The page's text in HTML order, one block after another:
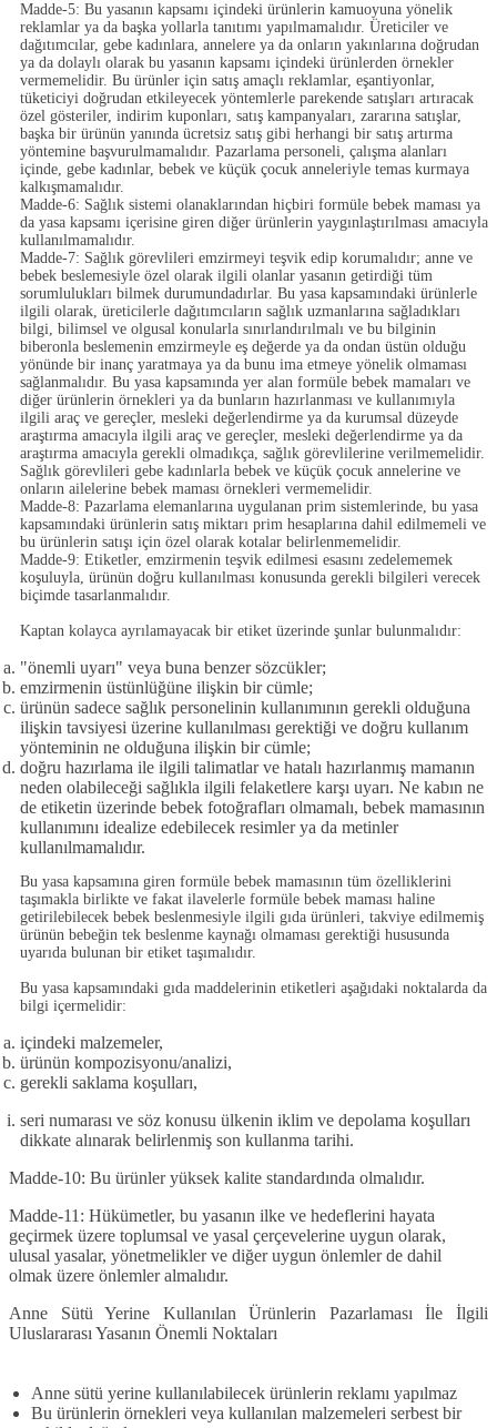
Madde-5: Bu yasanın kapsamı içindeki ürünlerin kamuoyuna yönelik
reklamlar ya da başka yollarla tanıtımı yapılmamalıdır. Üreticiler ve
dağıtımcılar, gebe kadınlara, annelere ya da onların yakınlarına doğrudan
ya da dolaylı olarak bu yasanın kapsamı içindeki ürünlerden örnekler
vermemelidir. Bu ürünler için satış amaçlı reklamlar, eşantiyonlar,
tüketiciyi doğrudan etkileyecek yöntemlerle parekende satışları artıracak
özel gösteriler, indirim kuponları, satış kampanyaları, zararına satışlar,
başka bir ürünün yanında ücretsiz satış gibi herhangi bir satış artırma
yöntemine başvurulmamalıdır. Pazarlama personeli, çalışma alanları
içinde, gebe kadınlar, bebek ve küçük çocuk anneleriyle temas kurmaya
kalkışmamalıdır.
Madde-6: Sağlık sistemi olanaklarından hiçbiri formüle bebek maması ya
da yasa kapsamı içerisine giren diğer ürünlerin yaygınlaştırılması amacıyla
kullanılmamalıdır.
Madde-7: Sağlık görevlileri emzirmeyi teşvik edip korumalıdır; anne ve
bebek beslemesiyle özel olarak ilgili olanlar yasanın getirdiği tüm
sorumlulukları bilmek durumundadırlar. Bu yasa kapsamındaki ürünlerle
ilgili olarak, üreticilerle dağıtımcıların sağlık uzmanlarına sağladıkları
bilgi, bilimsel ve olgusal konularla sınırlandırılmalı ve bu bilginin
biberonla beslemenin emzirmeyle eş değerde ya da ondan üstün olduğu
yönünde bir inanç yaratmaya ya da bunu ima etmeye yönelik olmaması
sağlanmalıdır. Bu yasa kapsamında yer alan formüle bebek mamaları ve
diğer ürünlerin örnekleri ya da bunların hazırlanması ve kullanımıyla
ilgili araç ve gereçler, mesleki değerlendirme ya da kurumsal düzeyde
araştırma amacıyla ilgili araç ve gereçler, mesleki değerlendirme ya da
araştırma amacıyla gerekli olmadıkça, sağlık görevlilerine verilmemelidir.
Sağlık görevlileri gebe kadınlarla bebek ve küçük çocuk annelerine ve
onların ailelerine bebek maması örnekleri vermemelidir.
Madde-8: Pazarlama elemanlarına uygulanan prim sistemlerinde, bu yasa
kapsamındaki ürünlerin satış miktarı prim hesaplarına dahil edilmemeli ve
bu ürünlerin satışı için özel olarak kotalar belirlenmemelidir.
Madde-9: Etiketler, emzirmenin teşvik edilmesi esasını zedelememek
koşuluyla, ürünün doğru kullanılması konusunda gerekli bilgileri verecek
biçimde tasarlanmalıdır.
Kaptan kolayca ayrılamayacak bir etiket üzerinde şunlar bulunmalıdır:
"önemli uyarı" veya buna benzer sözcükler;
emzirmenin üstünlüğüne ilişkin bir cümle;
ürünün sadece sağlık personelinin kullanımının gerekli olduğuna
ilişkin tavsiyesi üzerine kullanılması gerektiği ve doğru kullanım
yönteminin ne olduğuna ilişkin bir cümle;
doğru hazırlama ile ilgili talimatlar ve hatalı hazırlanmış mamanın
neden olabileceği sağlıkla ilgili felaketlere karşı uyarı. Ne kabın ne
de etiketin üzerinde bebek fotoğrafları olmamalı, bebek mamasının
kullanımını idealize edebilecek resimler ya da metinler
kullanılmamalıdır.
Bu yasa kapsamına giren formüle bebek mamasının tüm özelliklerini
taşımakla birlikte ve fakat ilavelerle formüle bebek maması haline
getirilebilecek bebek beslenmesiyle ilgili gıda ürünleri, takviye edilmemiş
ürünün bebeğin tek beslenme kaynağı olmaması gerektiği hususunda
uyarıda bulunan bir etiket taşımalıdır.
Bu yasa kapsamındaki gıda maddelerinin etiketleri aşağıdaki noktalarda da
bilgi içermelidir:
içindeki malzemeler,
ürünün kompozisyonu/analizi,
gerekli saklama koşulları,
seri numarası ve söz konusu ülkenin iklim ve depolama koşulları
dikkate alınarak belirlenmiş son kullanma tarihi.
Madde-10: Bu ürünler yüksek kalite standardında olmalıdır.
Madde-11: Hükümetler, bu yasanın ilke ve hedeflerini hayata
geçirmek üzere toplumsal ve yasal çerçevelerine uygun olarak,
ulusal yasalar, yönetmelikler ve diğer uygun önlemler de dahil
olmak üzere önlemler almalıdır.
Anne Sütü Yerine Kullanılan Ürünlerin Pazarlaması İle İlgili
Uluslararası Yasanın Önemli Noktaları
Anne sütü yerine kullanılabilecek ürünlerin reklamı yapılmaz
Bu ürünlerin örnekleri veya kullanılan malzemeleri serbest bir